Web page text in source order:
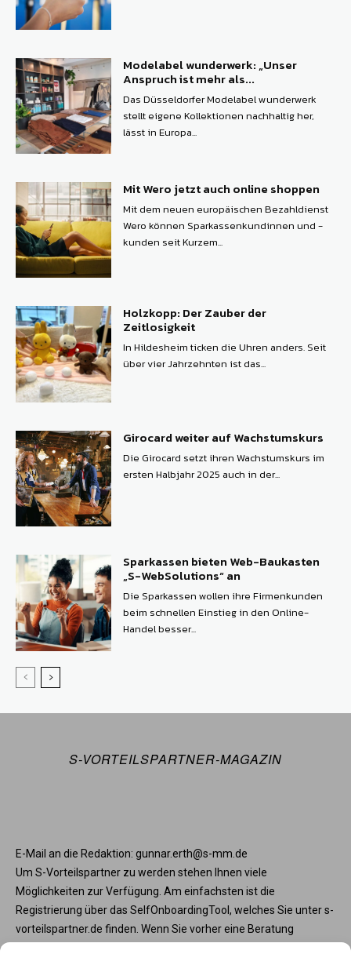
Modelabel wunderwerk: „Unser
Anspruch ist mehr als...
Das Düsseldorfer Modelabel wunderwerk
stellt eigene Kollektionen nachhaltig her,
lässt in Europa...
Mit Wero jetzt auch online shoppen
Mit dem neuen europäischen Bezahldienst
Wero können ­Sparkassenkundinnen und -
kunden seit Kurzem...
Holzkopp: Der Zauber der
Zeitlosigkeit
In Hildesheim ticken die Uhren anders. Seit
über vier Jahrzehnten ist das...
Girocard weiter auf Wachstumskurs
Die Girocard setzt ihren Wachstumskurs im
ersten Halbjahr 2025 auch in der...
Sparkassen bieten Web-Baukasten
„S-WebSolutions“ an
Die Sparkassen wollen ihre Firmenkunden
beim schnellen Einstieg in den Online-
Handel besser...
S-VORTEILSPARTNER-MAGAZIN
E-Mail an die Redaktion: gunnar.erth@s-mm.de
Um S-Vorteilspartner zu werden stehen Ihnen viele
Möglichkeiten zur Verfügung. Am einfachsten ist die
Registrierung über das SelfOnboardingTool, welches Sie unter s-
vorteilspartner.de finden. Wenn Sie vorher eine Beratung